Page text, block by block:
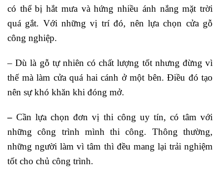
có thể bị hắt mưa và hứng nhiều ánh nắng mặt trời
quá gắt. Với những vị trí đó, nên lựa chọn cửa gỗ
công nghiệp.
– Dù là gỗ tự nhiên có chất lượng tốt nhưng đừng vì
thế mà làm cửa quá hai cánh ở một bên. Điều đó tạo
nên sự khó khăn khi đóng mở.
–Cần lựa chọn đơn vị thi công uy tín, có tâm với
những công trình mình thi công. Thông thường,
những người làm vì tâm thì đều mang lại trải nghiệm
tốt cho chủ công trình.